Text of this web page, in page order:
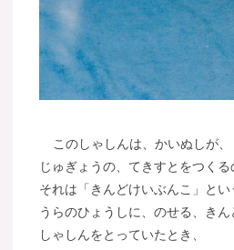
このしゃしんは、かいぬしが、
じゅぎょうの、てきすとをつくる
それは「きんどけいぶんこ」とい
うらのひょうしに、のせる、きん
しゃしんをとっていたとき、